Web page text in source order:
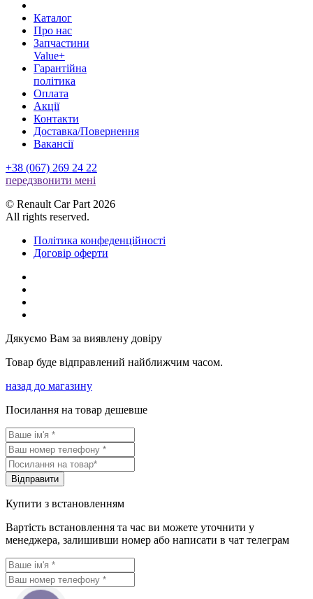
Каталог
Про нас
Запчастини
Value+
Гарантійна
політика
Оплата
Акції
Контакти
Доставка/Повернення
Вакансії
+38 (067) 269 24 22
передзвонити менi
© Renault Car Part 2026
All rights reserved.
Політика конфеденційності
Договір оферти
Дякуємо Вам за виявлену довіру
Товар буде відправлений найближчим часом.
назад до магазину
Посилання на товар дешевше
Вiдправити
Купити з встановленням
Вартість встановлення та час ви можете уточнити у
менеджера, залишивши номер або написати в чат телеграм